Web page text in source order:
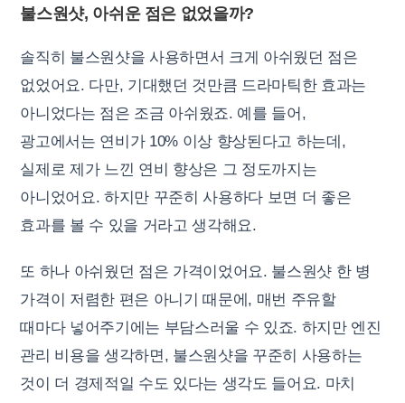
불스원샷, 아쉬운 점은 없었을까?
솔직히 불스원샷을 사용하면서 크게 아쉬웠던 점은
없었어요. 다만, 기대했던 것만큼 드라마틱한 효과는
아니었다는 점은 조금 아쉬웠죠. 예를 들어,
광고에서는 연비가 10% 이상 향상된다고 하는데,
실제로 제가 느낀 연비 향상은 그 정도까지는
아니었어요. 하지만 꾸준히 사용하다 보면 더 좋은
효과를 볼 수 있을 거라고 생각해요.
또 하나 아쉬웠던 점은 가격이었어요. 불스원샷 한 병
가격이 저렴한 편은 아니기 때문에, 매번 주유할
때마다 넣어주기에는 부담스러울 수 있죠. 하지만 엔진
관리 비용을 생각하면, 불스원샷을 꾸준히 사용하는
것이 더 경제적일 수도 있다는 생각도 들어요. 마치